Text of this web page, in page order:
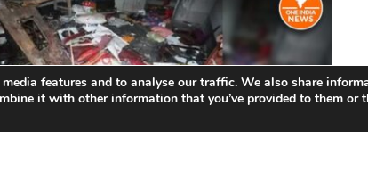
features and to analyse our traffic. We also share
it with other information that you’ve provided to them or